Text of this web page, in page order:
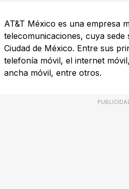
AT&T México es una empresa
telecomunicaciones, cuya sede
Ciudad de México. Entre sus
telefonía móvil, el internet
ancha móvil, entre otros.